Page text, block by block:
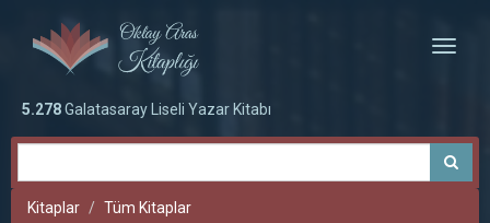
Toggle
5.278Galatasaray Liseli Yazar Kitabı
Kitaplar Tüm Kitaplar